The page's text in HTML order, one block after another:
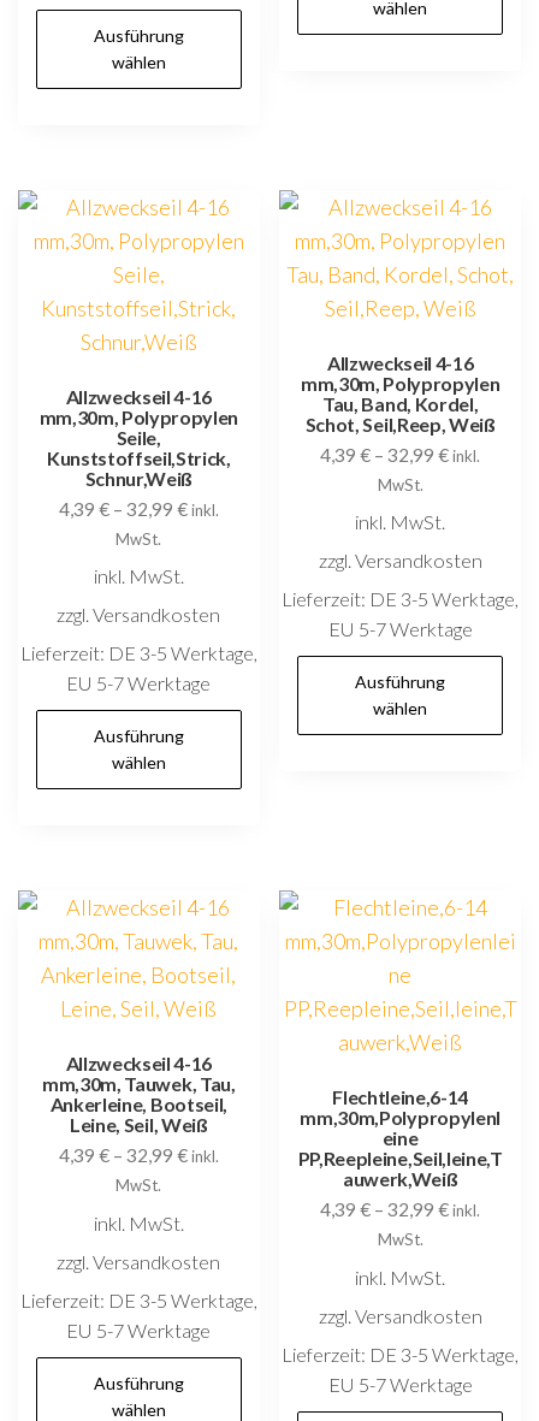
Ausführung
wählen
auf.
Optionen
können
Produktseite
gewählt
werden
wählen
Allzweckseil 4-16
mm,30m, Polypropylen
Seile,
Kunststoffseil,Strick,
Schnur,Weiß
4,39 €– 32,99 €inkl.
MwSt.
inkl. MwSt.
zzgl. Versandkosten
Lieferzeit: DE 3-5 Werktage,
EU 5-7 Werktage
Ausführung
wählen
auf.
Optionen
auf
Produktseite
gewählt
werden
Allzweckseil 4-16
mm,30m, Polypropylen
Tau, Band, Kordel,
Schot, Seil,Reep, Weiß
4,39€ –32,99€inkl.
MwSt.
inkl. MwSt.
zzgl. Versandkosten
Lieferzeit: DE 3-5 Werktage,
EU 5-7 Werktage
Ausführung
wählen
Allzweckseil 4-16
mm,30m, Tauwek, Tau,
Ankerleine, Bootseil,
Leine, Seil, Weiß
4,39 €– 32,99 €inkl.
MwSt.
inkl. MwSt.
zzgl. Versandkosten
Lieferzeit: DE 3-5 Werktage,
EU 5-7 Werktage
Ausführung
wählen
Dieses
Produkt
Flechtleine,6-14
mm,30m,Polypropylenl
eine
PP,Reepleine,Seil,leine,T
auwerk,Weiß
4,39€ –32,99€inkl.
MwSt.
inkl. MwSt.
zzgl. Versandkosten
Lieferzeit: DE 3-5 Werktage,
EU 5-7 Werktage